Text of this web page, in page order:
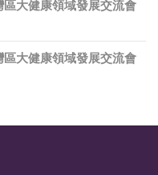
大健康領域發展交流會
大健康領域發展交流會